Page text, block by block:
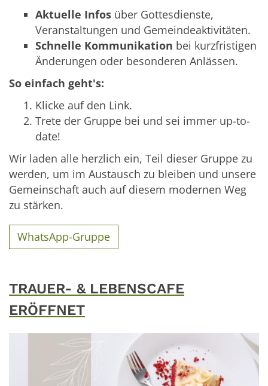
Aktuelle Infos über Gottesdienste,
Veranstaltungen und Gemeindeaktivitäten.
Schnelle Kommunikation bei kurzfristigen
Änderungen oder besonderen Anlässen.
So einfach geht's:
Klicke auf den Link.
Trete der Gruppe bei und sei immer up-to-
date!
Wir laden alle herzlich ein, Teil dieser Gruppe zu
werden, um im Austausch zu bleiben und unsere
Gemeinschaft auch auf diesem modernen Weg
zu stärken.
WhatsApp-Gruppe
TRAUER- & LEBENSCAFE
ERÖFFNET